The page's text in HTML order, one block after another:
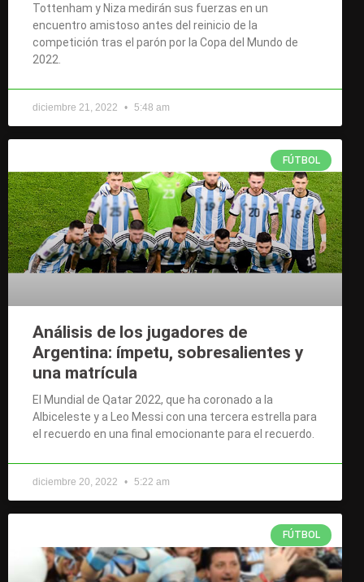
Tottenham y Niza medirán sus fuerzas en un
encuentro amistoso antes del reinicio de la
competición tras el parón por la Copa del Mundo de
2022.
diciembre 21, 2022 5:48 am
FÚTBOL
Análisis de los jugadores de
Argentina: ímpetu, sobresalientes y
una matrícula
El Mundial de Qatar 2022, que ha coronado a la
Albiceleste y a Leo Messi con una tercera estrella para
el recuerdo en una final emocionante para el recuerdo.
diciembre 20, 2022 5:22 am
FÚTBOL